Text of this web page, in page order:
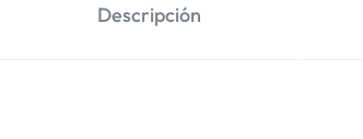
Descripción